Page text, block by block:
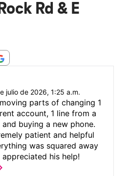
Rd & E
julio de 2026, 1:25 a.m.
parts of changing 1
account, 1 line from a
buying a new phone.
patient and helpful
was squared away
his help!